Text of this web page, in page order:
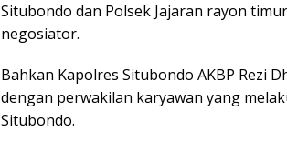
Situbondo dan Polsek Jajaran rayon
negosiator.
Bahkan Kapolres Situbondo AKBP Rezi
dengan perwakilan karyawan yang
Situbondo.